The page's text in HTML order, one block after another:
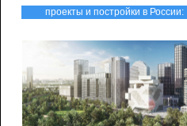
проекты и постройки в России: